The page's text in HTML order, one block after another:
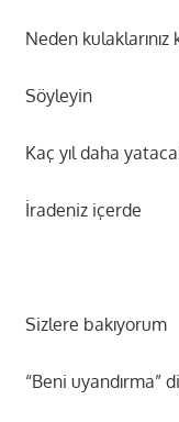
Neden
Söyleyin
Kaç yıl daha
İradeniz içerde
Sizlere bakıyorum
“Beni uyandırma”